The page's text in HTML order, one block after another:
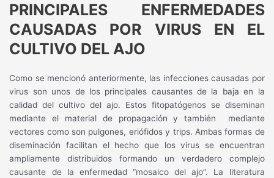
PRINCIPALES ENFERMEDADES
CAUSADAS POR VIRUS EN EL
CULTIVO DEL AJO
Como se mencionó anteriormente, las infecciones causadas por
virus son unos de los principales causantes de la baja en la
calidad del cultivo del ajo. Estos fitopatógenos se diseminan
mediante el material de propagación y también
mediante
vectores como son pulgones, eriófidos y trips. Ambas formas de
diseminación facilitan el hecho que los virus se encuentran
ampliamente distribuidos formando un verdadero complejo
causante de la enfermedad “mosaico del ajo”. La literatura